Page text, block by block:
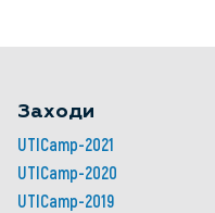
Заходи
UTICamp-2021
UTICamp-2020
UTICamp-2019